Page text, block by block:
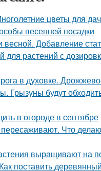
цветы для
весенней посадки
Добавление
растений с
в духовке.
Грызуны будут
в огороде в сентябре
Что
выращивают на
поставить